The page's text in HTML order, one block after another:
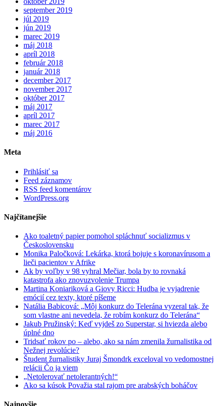
september 2019
júl 2019
jún 2019
marec 2019
máj 2018
apríl 2018
február 2018
január 2018
december 2017
november 2017
október 2017
máj 2017
apríl 2017
marec 2017
máj 2016
Meta
Prihlásiť sa
Feed záznamov
RSS feed komentárov
WordPress.org
Najčítanejšie
Ako toaletný papier pomohol spláchnuť socializmus v
Československu
Monika Paločková: Lekárka, ktorá bojuje s koronavírusom a
lieči pacientov v Afrike
Ak by voľby v 98 vyhral Mečiar, bola by to rovnaká
katastrofa ako znovuzvolenie Trumpa
Martina Koniariková a Giovy Ricci: Hudba je vyjadrenie
emócií cez texty, ktoré píšeme
Natália Babicová: „Môj konkurz do Telerána vyzeral tak, že
som vlastne ani nevedela, že robím konkurz do Telerána“
Jakub Pružinský: Keď vyjdeš zo Superstar, si hviezda alebo
úplné dno
Tridsať rokov po – alebo, ako sa nám zmenila žurnalistika od
Nežnej revolúcie?
Študent žurnalistiky Juraj Šmondrk exceloval vo vedomostnej
relácii Čo ja viem
„Netolerovať netolerantných!“
Ako sa kúsok Považia stal rajom pre arabských boháčov